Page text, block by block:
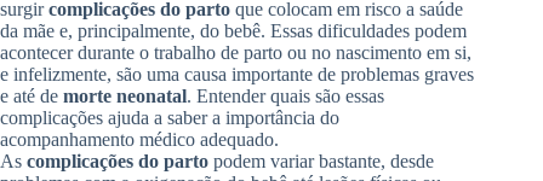
surgircomplicações do parto que colocam em risco a saúde
da mãe e, principalmente, do bebê. Essas dificuldades podem
acontecer durante o trabalho de parto ou no nascimento em si,
e infelizmente, são uma causa importante de problemas graves
e até de morte neonatal. Entender quais são essas
complicações ajuda a saber a importância do
acompanhamento médico adequado.
As complicações do parto podem variar bastante, desde